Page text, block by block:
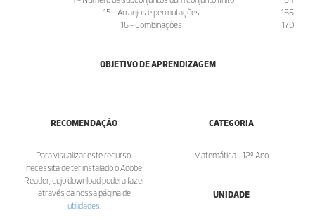
15 - Arranjos e permutações
166
16 - Combinações
170
OBJETIVO DE APRENDIZAGEM
RECOMENDAÇÃO
Para visualizar este recurso,
necessita de ter instalado o Adobe
Reader, cujo download poderá fazer
através da nossa página de
utilidades
CATEGORIA
Matemática - 12º Ano
UNIDADE